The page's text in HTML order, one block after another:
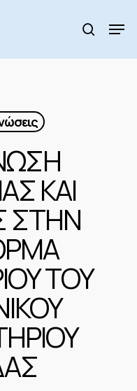
search
ΚΑΙ
ΣΤΗΝ
ΤΟΥ
Menu